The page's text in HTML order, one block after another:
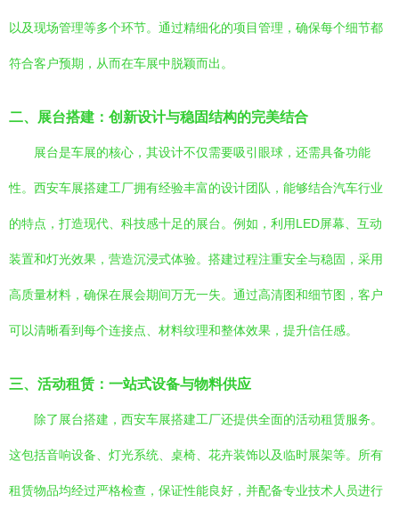
以及现场管理等多个环节。通过精细化的项目管理，确保每个细节都
符合客户预期，从而在车展中脱颖而出。
二、展台搭建：创新设计与稳固结构的完美结合
展台是车展的核心，其设计不仅需要吸引眼球，还需具备功能
性。西安车展搭建工厂拥有经验丰富的设计团队，能够结合汽车行业
的特点，打造现代、科技感十足的展台。例如，利用LED屏幕、互动
装置和灯光效果，营造沉浸式体验。搭建过程注重安全与稳固，采用
高质量材料，确保在展会期间万无一失。通过高清图和细节图，客户
可以清晰看到每个连接点、材料纹理和整体效果，提升信任感。
三、活动租赁：一站式设备与物料供应
除了展台搭建，西安车展搭建工厂还提供全面的活动租赁服务。
这包括音响设备、灯光系统、桌椅、花卉装饰以及临时展架等。所有
租赁物品均经过严格检查，保证性能良好，并配备专业技术人员进行